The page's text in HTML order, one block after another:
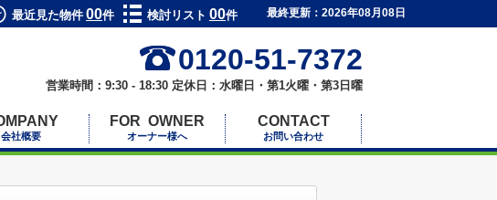
最近見た物件 00件 検討リスト 00件 最終更新：2026年08月08日
0120-51-7372
営業時間：9:30 - 18:30 定休日：水曜日・第1火曜・第3日曜
会社概要
FOR OWNER
オーナー様へ
CONTACT
お問い合わせ